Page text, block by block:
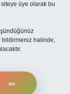
üye olarak bu
bildirmeniz halinde,